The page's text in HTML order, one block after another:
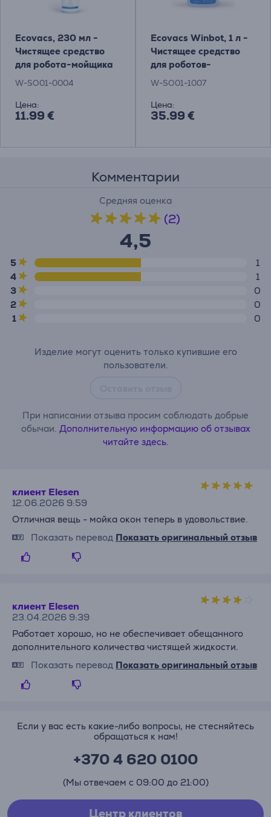
Ecovacs, 230 мл -
Чистящее средство
для робота-мойщика
окон Winbot Товар -
W-SO01-0004
Цена:
11.99 €
Ecovacs Winbot, 1 л -
Чистящее средство
для роботов-
мойщиков окон
W-SO01-1007
Цена:
35.99 €
Комментарии
Средняя оценка
(2)
4,5
5
1
4
1
3
0
2
0
1
0
Изделие могут оценить только купившие его
пользователи.
При написании отзыва просим соблюдать добрые
обычаи. Дополнительную информацию об отзывах
читайте здесь.
клиент Elesen
12.06.2026 9:59
Отличная вещь - мойка окон теперь в удовольствие.
Показать перевод Показать оригинальный отзыв
клиент Elesen
23.04.2026 9:39
Работает хорошо, но не обеспечивает обещанного
дополнительного количества чистящей жидкости.
Показать перевод Показать оригинальный отзыв
Если у вас есть какие-либо вопросы, не стесняйтесь
обращаться к нам!
+370 4 620 0100
(Мы отвечаем с 09:00 до 21:00)
Центр клиентов